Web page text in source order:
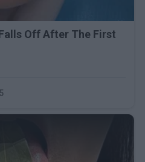
Off After The First